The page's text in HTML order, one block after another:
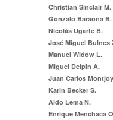
Christian Sinclair M.
Gonzalo Baraona B.
Nicolás Ugarte B.
José Miguel Bulnes
Manuel Widow L.
Miguel Delpin A.
Juan Carlos
Karin Becker S.
Aldo Lema N.
Enrique Menchaca